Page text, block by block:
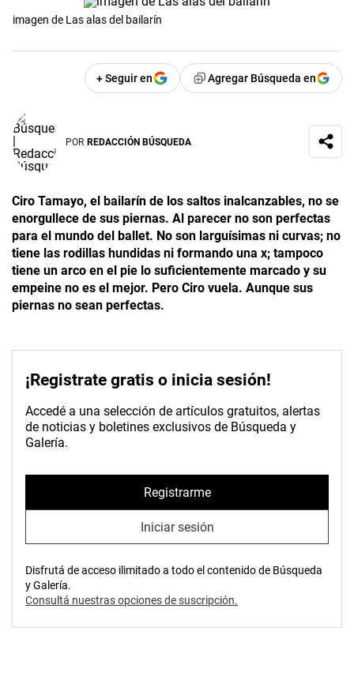
imagen de Las alas del bailarín
+ Seguir en Agregar Búsqueda en
POR REDACCIÓN BÚSQUEDA
Ciro Tamayo, el bailarín de los saltos inalcanzables, no se
enorgullece de sus piernas. Al parecer no son perfectas
para el mundo del ballet. No son larguísimas ni curvas; no
tiene las rodillas hundidas ni formando una x; tampoco
tiene un arco en el pie lo suficientemente marcado y su
empeine no es el mejor. Pero Ciro vuela. Aunque sus
piernas no sean perfectas.
¡Registrate gratis o inicia sesión!
Accedé a una selección de artículos gratuitos, alertas
de noticias y boletines exclusivos de Búsqueda y
Galería.
Registrarme
Iniciar sesión
Disfrutá de acceso ilimitado a todo el contenido de Búsqueda
y Galería.
Consultá nuestras opciones de suscripción.